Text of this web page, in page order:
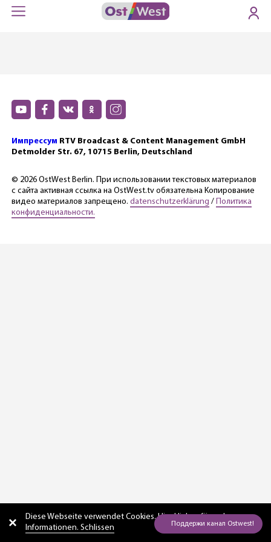
Импрессум RTV Broadcast & Content Management GmbH
Detmolder Str. 67, 10715 Berlin, Deutschland
© 2026 OstWest Berlin. При использовании текстовых материалов
с сайта активная ссылка на OstWest.tv обязательна Копирование
видео материалов запрещено. datenschutzerklärung / Политика
конфиденциальности.
Diese Webseite verwendet Cookies. Hierklicken für mehr
Informationen. Schlissen